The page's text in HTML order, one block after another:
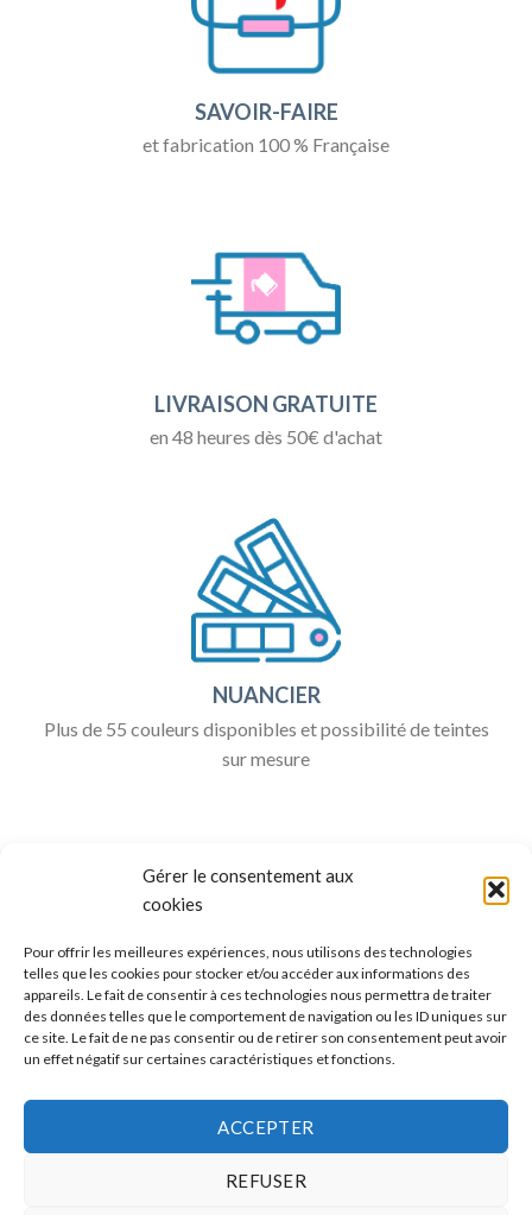
Gérer le consentement aux
cookies
Pour offrir les meilleures expériences, nous utilisons des technologies
telles que les cookies pour stocker et/ou accéder aux informations des
appareils. Le fait de consentir à ces technologies nous permettra de traiter
des données telles que le comportement de navigation ou les ID uniques sur
ce site. Le fait de ne pas consentir ou de retirer son consentement peut avoir
un effet négatif sur certaines caractéristiques et fonctions.
ACCEPTER
REFUSER
SAVOIR-FAIRE
et fabrication 100 % Française
LIVRAISON GRATUITE
en 48 heures dès 50€ d'achat
NUANCIER
Plus de 55 couleurs disponibles et possibilité de teintes
sur mesure
ALLO BOX DÉCO
Une question ?